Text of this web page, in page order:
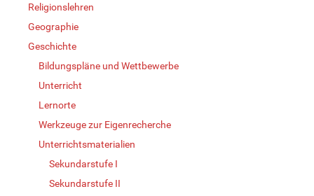
Religionslehren
Geographie
Geschichte
Bildungspläne und Wettbewerbe
Unterricht
Lernorte
Werkzeuge zur Eigenrecherche
Unterrichtsmaterialien
Sekundarstufe I
Sekundarstufe II